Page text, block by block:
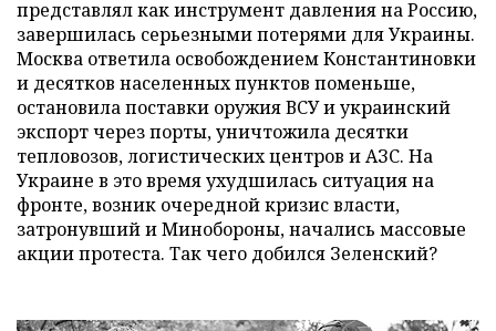
представлял как инструмент давления на Россию,
завершилась серьезными потерями для Украины.
Москва ответила освобождением Константиновки
и десятков населенных пунктов поменьше,
остановила поставки оружия ВСУ и украинский
экспорт через порты, уничтожила десятки
тепловозов, логистических центров и АЗС. На
Украине в это время ухудшилась ситуация на
фронте, возник очередной кризис власти,
затронувший и Минобороны, начались массовые
акции протеста. Так чего добился Зеленский?